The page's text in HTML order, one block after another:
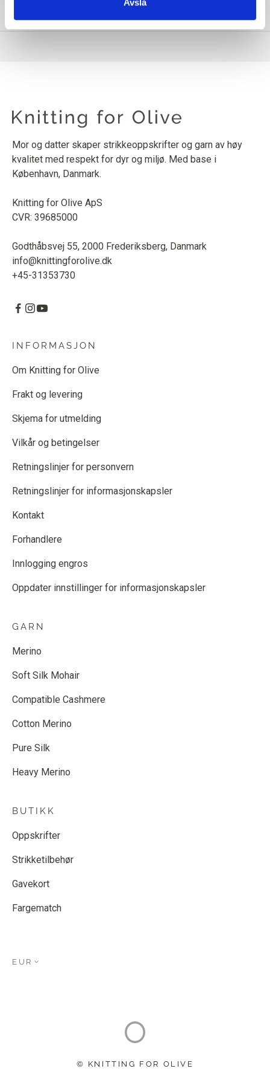
Avslå
Mor og datter skaper strikkeoppskrifter og garn av høy
kvalitet med respekt for dyr og miljø. Med base i
København, Danmark.
Knitting for Olive ApS
CVR: 39685000
Godthåbsvej 55, 2000 Frederiksberg, Danmark
info@knittingforolive.dk
+45-31353730
INFORMASJON
Om Knitting for Olive
Frakt og levering
Skjema for utmelding
Vilkår og betingelser
Retningslinjer for personvern
Retningslinjer for informasjonskapsler
Kontakt
Forhandlere
Innlogging engros
Oppdater innstillinger for informasjonskapsler
GARN
Merino
Soft Silk Mohair
Compatible Cashmere
Cotton Merino
Pure Silk
Heavy Merino
BUTIKK
Oppskrifter
Strikketilbehør
Gavekort
Fargematch
EUR
© KNITTING FOR OLIVE